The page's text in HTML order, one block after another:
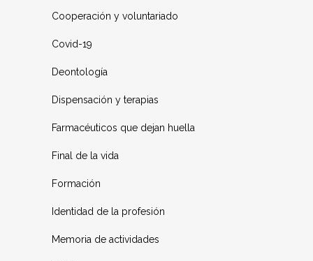
Cooperación y voluntariado
Covid-19
Deontología
Dispensación y terapias
Farmacéuticos que dejan huella
Final de la vida
Formación
Identidad de la profesión
Memoria de actividades